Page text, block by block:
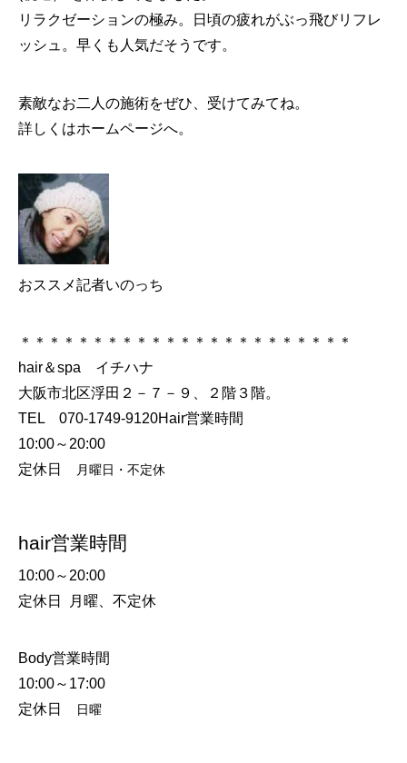
リラクゼーションの極み。日頃の疲れがぶっ飛びリフレ
ッシュ。早くも人気だそうです。
素敵なお二人の施術をぜひ、受けてみてね。
詳しくはホームページへ。
おススメ記者いのっち
＊＊＊＊＊＊＊＊＊＊＊＊＊＊＊＊＊＊＊＊＊＊＊
hair＆spa イチハナ
大阪市北区浮田２－７－９、２階３階。
TEL 070-1749-9120Hair営業時間
10:00～20:00
定休日
月曜日・不定休
hair営業時間
10:00～20:00
定休日 月曜、不定休
Body営業時間
10:00～17:00
定休日
日曜